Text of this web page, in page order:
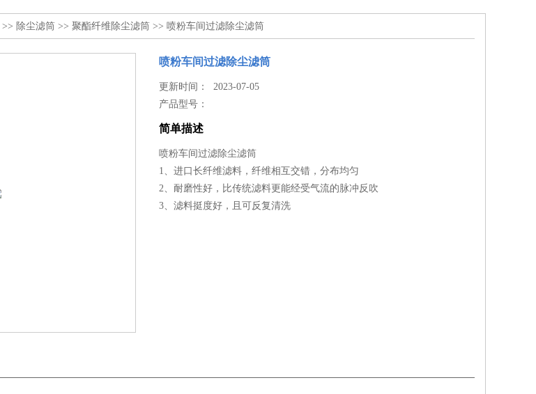
>> 除尘滤筒 >> 聚酯纤维除尘滤筒 >> 喷粉车间过滤除尘滤筒
喷粉车间过滤除尘滤筒
更新时间： 2023-07-05
产品型号：
简单描述
喷粉车间过滤除尘滤筒
1、进口长纤维滤料，纤维相互交错，分布均匀
2、耐磨性好，比传统滤料更能经受气流的脉冲反吹
3、滤料挺度好，且可反复清洗